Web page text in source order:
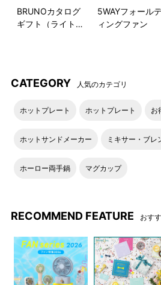
蓋をスライドすると飲み口が
BRUNOカタログ
ギフト（ライトブ
5WAYフォール
ィングファン
CATEGORY 人気のカテゴリ
ホットプレート ホットプレート お
ホットサンドメーカー ミキサー・ブレ
ホーロー両手鍋 マグカップ
RECOMMEND FEATURE おす